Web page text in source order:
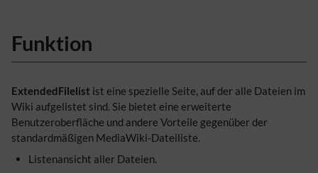
Funktion
ExtendedFilelist ist eine spezielle Seite, auf der alle Dateien im
Wiki aufgelistet sind. Sie bietet eine erweiterte
Benutzeroberfläche und andere Vorteile gegenüber der
standardmäßigen MediaWiki-Dateiliste.
Listenansicht aller Dateien.